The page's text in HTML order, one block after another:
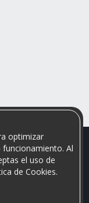
optimizar
Al
el uso de
de Cookies.